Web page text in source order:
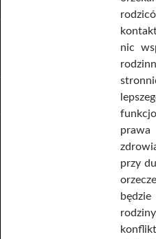
nic
prawa
przy